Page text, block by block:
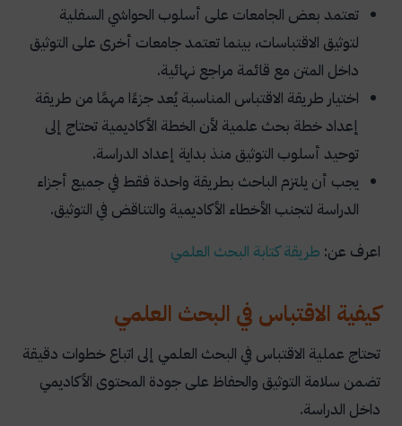
تعتمد بعض الجامعات على أسلوب الحواشي السفلية
لتوثيق الاقتباسات، بينما تعتمد جامعات أخرى على التوثيق
داخل المتن مع قائمة مراجع نهائية.
اختيار طريقة الاقتباس المناسبة يُعد جزءًا مهمًا من طريقة
إعداد خطة بحث علمية لأن الخطة الأكاديمية تحتاج إلى
توحيد أسلوب التوثيق منذ بداية إعداد الدراسة.
يجب أن يلتزم الباحث بطريقة واحدة فقط في جميع أجزاء
الدراسة لتجنب الأخطاء الأكاديمية والتناقض في التوثيق.
اعرف عن: طريقة كتابة البحث العلمي
كيفية الاقتباس في البحث العلمي
تحتاج عملية الاقتباس في البحث العلمي إلى اتباع خطوات دقيقة
تضمن سلامة التوثيق والحفاظ على جودة المحتوى الأكاديمي
داخل الدراسة.